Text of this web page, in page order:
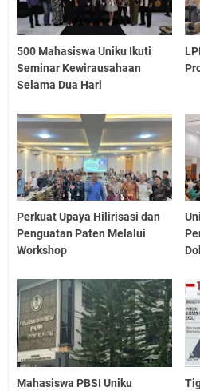
500 Mahasiswa Uniku Ikuti
Seminar Kewirausahaan
Selama Dua Hari
Perkuat Upaya Hilirisasi dan
Penguatan Paten Melalui
Workshop
Mahasiswa PBSI Uniku